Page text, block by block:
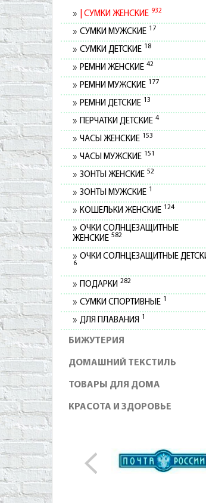
СУМКИ ЖЕНСКИЕ 932
СУМКИ МУЖСКИЕ 17
СУМКИ ДЕТСКИЕ 18
РЕМНИ ЖЕНСКИЕ 42
РЕМНИ МУЖСКИЕ 177
РЕМНИ ДЕТСКИЕ 13
ПЕРЧАТКИ ДЕТСКИЕ 4
ЧАСЫ ЖЕНСКИЕ 153
ЧАСЫ МУЖСКИЕ 151
ЗОНТЫ ЖЕНСКИЕ 52
ЗОНТЫ МУЖСКИЕ 1
КОШЕЛЬКИ ЖЕНСКИЕ 124
ОЧКИ СОЛНЦЕЗАЩИТНЫЕ
ЖЕНСКИЕ 582
ОЧКИ СОЛНЦЕЗАЩИТНЫЕ
6
ПОДАРКИ 282
СУМКИ СПОРТИВНЫЕ 1
ДЛЯ ПЛАВАНИЯ 1
БИЖУТЕРИЯ
ДОМАШНИЙ ТЕКСТИЛЬ
ТОВАРЫ ДЛЯ ДОМА
КРАСОТА И ЗДОРОВЬЕ